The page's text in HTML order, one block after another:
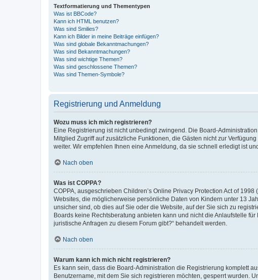
Textformatierung und Thementypen
Was ist BBCode?
Kann ich HTML benutzen?
Was sind Smilies?
Kann ich Bilder in meine Beiträge einfügen?
Was sind globale Bekanntmachungen?
Was sind Bekanntmachungen?
Was sind wichtige Themen?
Was sind geschlossene Themen?
Was sind Themen-Symbole?
Registrierung und Anmeldung
Wozu muss ich mich registrieren?
Eine Registrierung ist nicht unbedingt zwingend. Die Board-
Mitglied Zugriff auf zusätzliche Funktionen, die Gästen nicht zur
weiter. Wir empfehlen Ihnen eine Anmeldung, da sie schnell erledigt ist
Nach oben
Was ist COPPA?
COPPA, ausgeschrieben Children’s Online Privacy Protection Act of
Websites, die möglicherweise persönliche Daten von Kindern unter 13
unsicher sind, ob dies auf Sie oder die Website, auf der Sie sich zu
Boards keine Rechtsberatung anbieten kann und nicht die Anlaufstelle
juristische Anfragen zu diesem Forum gibt?“ behandelt werden.
Nach oben
Warum kann ich mich nicht registrieren?
Es kann sein, dass die Board-Administration die Registrierung komplett
Benutzername, mit dem Sie sich registrieren möchten, gesperrt wurden.